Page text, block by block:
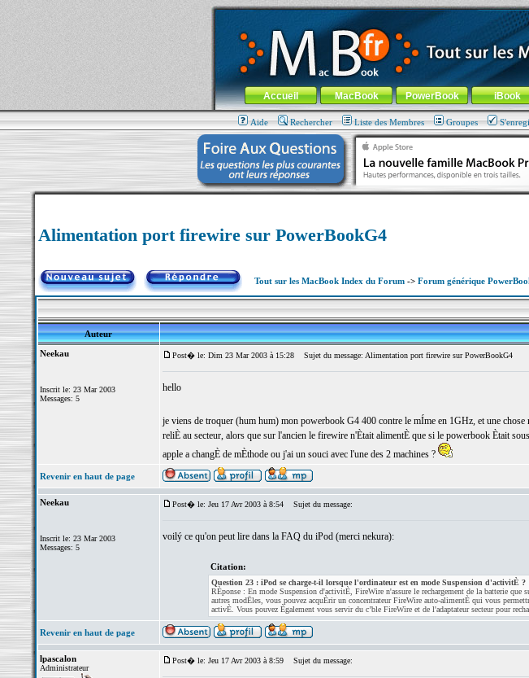
MacBook-fr.com : 100% Apple... 100% nomade !
Aller au contenu-Aller au menu général-Aller au menu de la
Menu général
Accueil MacBook PowerBook iBook
Aide Rechercher Liste des Membres Groupes
Alimentation port firewire sur PowerBookG4
Tout sur les MacBook Index du Forum-> Forum générique
Auteur
Neekau
Inscrit le: 23 Mar 2003
Messages: 5
Post� le: Dim 23 Mar 2003 à 15:28 Sujet du message: Alimentation port firewire sur PowerBookG4
hello
je viens de troquer (hum hum) mon powerbook G4 400 contre le mÍme en 1GHz, et une
reliÈ au secteur, alors que sur l'ancien le firewire n'Ètait alimentÈ que si le powerbook Ètait
apple a changÈ de mÈthode ou j'ai un souci avec l'une des 2 machines ?
Revenir en haut de page
Neekau
Inscrit le: 23 Mar 2003
Messages: 5
Post� le: Jeu 17 Avr 2003 à 8:54 Sujet du message:
voilý ce qu'on peut lire dans la FAQ du iPod (merci nekura):
Citation:
Question 23 : iPod se charge-t-il lorsque l'ordinateur est en mode Suspension d'activitÈ ?
RÈponse : En mode Suspension d'activitÈ, FireWire n'assure le rechargement de la batterie
autres modËles, vous pouvez acquÈrir un concentrateur FireWire auto-alimentÈ qui vous
activÈ. Vous pouvez Ègalement vous servir du c’ble FireWire et de l'adaptateur secteur pour
Revenir en haut de page
lpascalon
Administrateur
Post� le: Jeu 17 Avr 2003 à 8:59 Sujet du message: